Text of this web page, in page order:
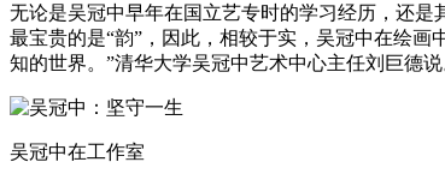
无论是吴冠中早年在国立艺专时的学习经历，还
最宝贵的是“韵”，因此，相较于实，吴冠中在绘
知的世界。”清华大学吴冠中艺术中心主任刘巨德说
吴冠中在工作室